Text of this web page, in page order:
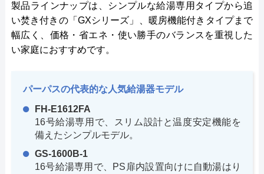
製品ラインナップは、シンプルな給湯専用タイプから追
い焚き付きの「GXシリーズ」、暖房機能付きタイプまで
幅広く、価格・省エネ・使い勝手のバランスを重視した
い家庭におすすめです。
パーパスの代表的な人気給湯器モデル
FH-E1612FA
16号給湯専用で、スリム設計と温度安定機能を
備えたシンプルモデル。
GS-1600B-1
16号給湯専用で、PS扉内設置向けに自動湯はり